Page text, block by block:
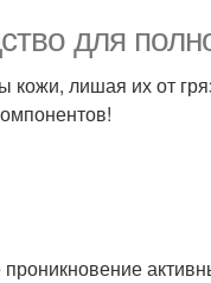
для
кожи, лишая их от